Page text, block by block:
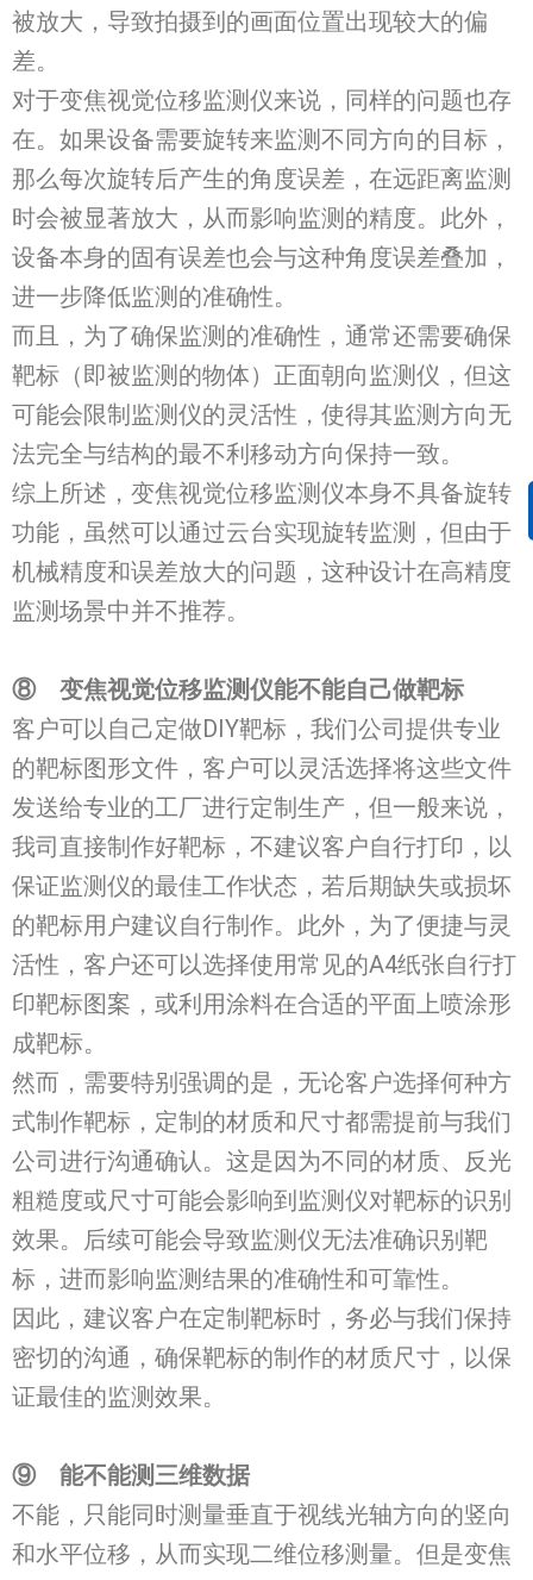
被放大，导致拍摄到的画面位置出现较大的偏
差。
对于变焦视觉位移监测仪来说，同样的问题也存
在。如果设备需要旋转来监测不同方向的目标，
那么每次旋转后产生的角度误差，在远距离监测
时会被显著放大，从而影响监测的精度。此外，
设备本身的固有误差也会与这种角度误差叠加，
进一步降低监测的准确性。
而且，为了确保监测的准确性，通常还需要确保
靶标（即被监测的物体）正面朝向监测仪，但这
可能会限制监测仪的灵活性，使得其监测方向无
法完全与结构的最不利移动方向保持一致。
综上所述，变焦视觉位移监测仪本身不具备旋转
功能，虽然可以通过云台实现旋转监测，但由于
机械精度和误差放大的问题，这种设计在高精度
监测场景中并不推荐。
⑧ 变焦视觉位移监测仪能不能自己做靶标
客户可以自己定做DIY靶标，我们公司提供专业
的靶标图形文件，客户可以灵活选择将这些文件
发送给专业的工厂进行定制生产，但一般来说，
我司直接制作好靶标，不建议客户自行打印，以
保证监测仪的最佳工作状态，若后期缺失或损坏
的靶标用户建议自行制作。此外，为了便捷与灵
活性，客户还可以选择使用常见的A4纸张自行打
印靶标图案，或利用涂料在合适的平面上喷涂形
成靶标。
然而，需要特别强调的是，无论客户选择何种方
式制作靶标，定制的材质和尺寸都需提前与我们
公司进行沟通确认。这是因为不同的材质、反光
粗糙度或尺寸可能会影响到监测仪对靶标的识别
效果。后续可能会导致监测仪无法准确识别靶
标，进而影响监测结果的准确性和可靠性。
因此，建议客户在定制靶标时，务必与我们保持
密切的沟通，确保靶标的制作的材质尺寸，以保
证最佳的监测效果。
⑨ 能不能测三维数据
不能，只能同时测量垂直于视线光轴方向的竖向
和水平位移，从而实现二维位移测量。但是变焦